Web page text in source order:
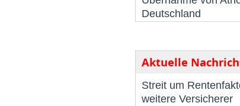
Deutschland
Aktuelle
Streit um
weitere Versicherer